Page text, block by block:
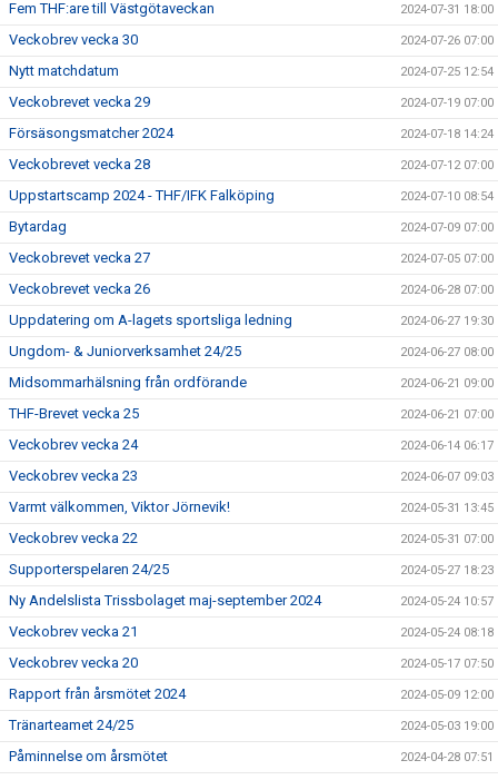
Fem THF:are till Västgötaveckan 2024-07-31 18:00
Veckobrev vecka 30 2024-07-26 07:00
Nytt matchdatum 2024-07-25 12:54
Veckobrevet vecka 29 2024-07-19 07:00
Försäsongsmatcher 2024 2024-07-18 14:24
Veckobrevet vecka 28 2024-07-12 07:00
Uppstartscamp 2024 - THF/IFK Falköping 2024-07-10 08:54
Bytardag 2024-07-09 07:00
Veckobrevet vecka 27 2024-07-05 07:00
Veckobrevet vecka 26 2024-06-28 07:00
Uppdatering om A-lagets sportsliga ledning 2024-06-27 19:30
Ungdom- & Juniorverksamhet 24/25 2024-06-27 08:00
Midsommarhälsning från ordförande 2024-06-21 09:00
THF-Brevet vecka 25 2024-06-21 07:00
Veckobrev vecka 24 2024-06-14 06:17
Veckobrev vecka 23 2024-06-07 09:03
Varmt välkommen, Viktor Jörnevik! 2024-05-31 13:45
Veckobrev vecka 22 2024-05-31 07:00
Supporterspelaren 24/25 2024-05-27 18:23
Ny Andelslista Trissbolaget maj-september 2024 2024-05-24 10:57
Veckobrev vecka 21 2024-05-24 08:18
Veckobrev vecka 20 2024-05-17 07:50
Rapport från årsmötet 2024 2024-05-09 12:00
Tränarteamet 24/25 2024-05-03 19:00
Påminnelse om årsmötet 2024-04-28 07:51